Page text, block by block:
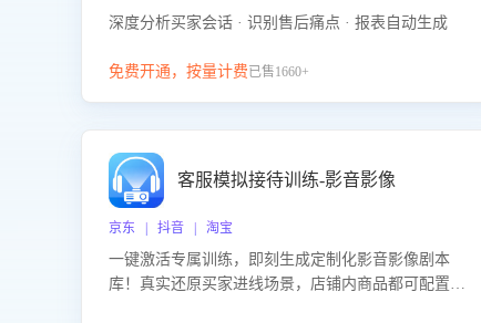
深度分析买家会话 · 识别售后痛点 · 报表自动生成
免费开通，按量计费已售1660+
客服模拟接待训练-影音影像
京东 | 抖音 | 淘宝
一键激活专属训练，即刻生成定制化影音影像剧本
库！真实还原买家进线场景，店铺内商品都可配置到